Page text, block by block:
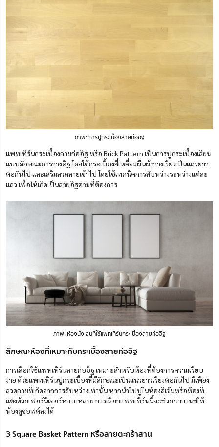
ภาพ: การปูกระเบื้องลายก่ออิฐ
แพทเทิร์นกระเบื้องลายก่ออิฐ หรือ Brick Pattern เป็นการปูกระเบื้องเลียน
แบบลักษณะการวางอิฐ โดยใช้กระเบื้องสี่เหลี่ยมผืนผ้าวางเรียงเป็นแถวยาว
ต่อกันไป และเสริมลวดลายเข้าไป โดยใช้เทคนิคการสับหว่างระหว่างแต่ละ
แถว เพื่อให้เกิดเป็นลายอิฐตามที่ต้องการ
ภาพ: ห้องนั่งเล่นที่ใช้แพทเทิร์นกระเบื้องลายก่ออิฐ
ลักษณะห้องที่เหมาะกับกระเบื้องลายก่ออิฐ
การเลือกใช้แพทเทิร์นลายก่ออิฐ เหมาะสำหรับห้องที่ต้องการความเรียบ
ง่าย ด้วยแพทเทิร์นปูกระเบื้องที่มีลักษณะเป็นแนวยาวเรียงต่อกันไป มีเพียง
ลวดลายที่เกิดจากการสับหว่างเท่านั้น หากนำไปปูในห้องสีเข้มหรือห้องที่
แต่งด้วยเฟอร์นิเจอร์หลากหลาย การเลือกแพทเทิร์นนี้จะช่วยบาลานซ์ให้
ห้องดูซอฟต์ลงได้
3 Square Basket Pattern หรือลายตะกร้าสาน